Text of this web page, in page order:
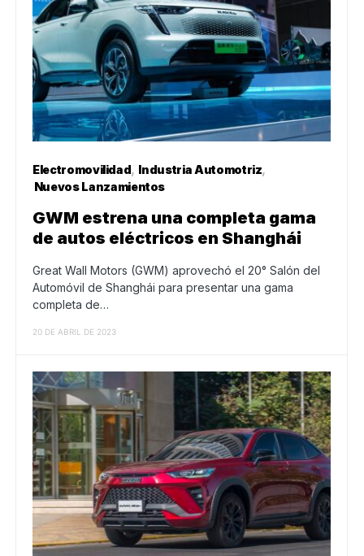
Electromovilidad Industria Automotriz
Nuevos Lanzamientos
GWM estrena una completa gama
de autos eléctricos en Shanghái
Great Wall Motors (GWM) aprovechó el 20° Salón del
Automóvil de Shanghái para presentar una gama
completa de…
20 DE ABRIL DE 2023